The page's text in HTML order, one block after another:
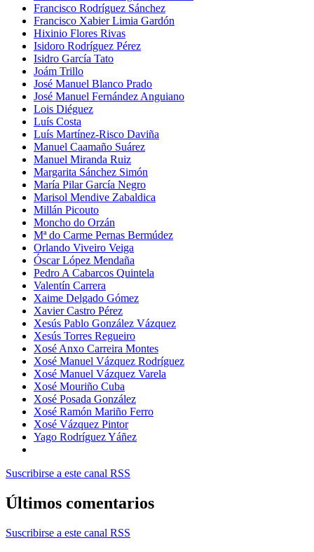
Francisco Rodríguez Sánchez
Francisco Xabier Limia Gardón
Hixinio Flores Rivas
Isidoro Rodríguez Pérez
Isidro García Tato
Joám Trillo
José Manuel Blanco Prado
José Manuel Fernández Anguiano
Lois Diéguez
Luís Costa
Luís Martínez-Risco Daviña
Manuel Caamaño Suárez
Manuel Miranda Ruiz
Margarita Sánchez Simón
María Pilar García Negro
Marisol Mendive Zabaldica
Millán Picouto
Moncho do Orzán
Mª do Carme Pernas Bermúdez
Orlando Viveiro Veiga
Óscar López Mendaña
Pedro A Cabarcos Quintela
Valentín Carrera
Xaime Delgado Gómez
Xavier Castro Pérez
Xesús Pablo González Vázquez
Xesús Torres Regueiro
Xosé Anxo Carreira Montes
Xosé Manuel Vázquez Rodríguez
Xosé Manuel Vázquez Varela
Xosé Mouriño Cuba
Xosé Posada González
Xosé Ramón Mariño Ferro
Xosé Vázquez Pintor
Yago Rodríguez Yáñez
Suscribirse a este canal RSS
Últimos comentarios
Suscribirse a este canal RSS